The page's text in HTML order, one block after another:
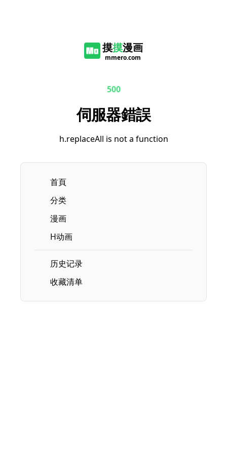
摸摸漫画
mmero.com
500
伺服器錯誤
h.replaceAll is not a function
首頁
分类
漫画
H动画
历史记录
收藏清单